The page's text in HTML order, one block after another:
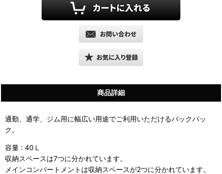
商品詳細
通勤、通学、ジム用に幅広い用途でご利用いただけるバックパッ
ク。
容量 : 40Ｌ
収納スペースは7つに分かれています。
メインコンパートメントは収納スペースが2つに分かれています。